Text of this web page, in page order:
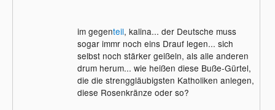
einen treuren Gnadenhof für Politiker.
Leider, leider ist das EU Parlament der
Deutschen Regierung weisungsbefähigt.
Alles was dort abgestimmt wird, egal ob es
positiov ist oder negativ, die einzelnen
Länderregierungen müssen das auch bei
sich im Staat durchsetzen. Was manchmal
im gegenteil, kalina... der Deutsche muss
sogar immr noch eins Drauf legen... sich
selbst noch stärker geißeln, als alle anderen
drum herum... wie heißen diese Buße-Gürtel,
die die strenggläubigsten Katholiken anlegen,
diese Rosenkränze oder so?